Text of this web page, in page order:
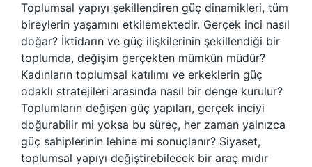
Toplumsal yapıyı şekillendiren güç dinamikleri, tüm
bireylerin yaşamını etkilemektedir. Gerçek inci nasıl
doğar? İktidarın ve güç ilişkilerinin şekillendiği bir
toplumda, değişim gerçekten mümkün müdür?
Kadınların toplumsal katılımı ve erkeklerin güç
odaklı stratejileri arasında nasıl bir denge kurulur?
Toplumların değişen güç yapıları, gerçek inciyi
doğurabilir mi yoksa bu süreç, her zaman yalnızca
güç sahiplerinin lehine mi sonuçlanır? Siyaset,
toplumsal yapıyı değiştirebilecek bir araç mıdır